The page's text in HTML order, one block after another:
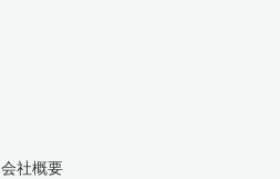
会社概要